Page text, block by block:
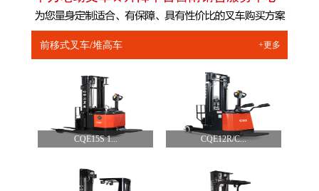
前移式叉车/堆高车 +更多
CQE15S 1... CQE12R/C...